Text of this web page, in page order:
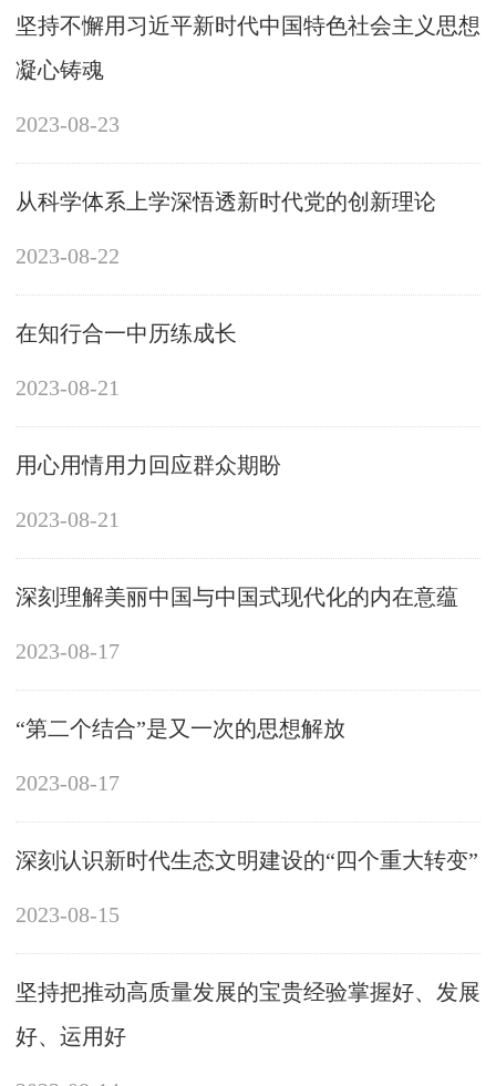
坚持不懈用习近平新时代中国特色社会主义思想
凝心铸魂
2023-08-23
从科学体系上学深悟透新时代党的创新理论
2023-08-22
在知行合一中历练成长
2023-08-21
用心用情用力回应群众期盼
2023-08-21
深刻理解美丽中国与中国式现代化的内在意蕴
2023-08-17
“第二个结合”是又一次的思想解放
2023-08-17
深刻认识新时代生态文明建设的“四个重大转变”
2023-08-15
坚持把推动高质量发展的宝贵经验掌握好、发展
好、运用好